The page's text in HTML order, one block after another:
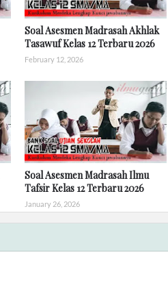
Soal Asesmen Madrasah Akhlak
Tasawuf Kelas 12 Terbaru 2026
February 12, 2026
Soal Asesmen Madrasah Ilmu
Tafsir Kelas 12 Terbaru 2026
January 26, 2026